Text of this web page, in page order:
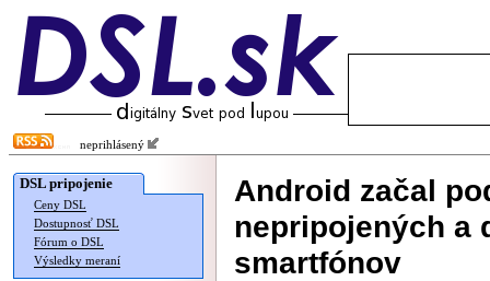
neprihlásený
DSL pripojenie
Ceny DSL
Dostupnosť DSL
Fórum o DSL
Výsledky meraní
Android začal
nepripojených a
smartfónov